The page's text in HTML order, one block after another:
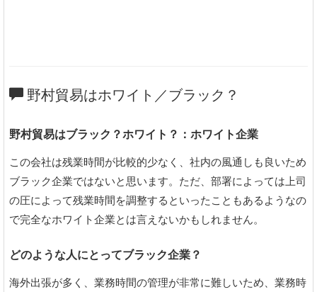
野村貿易はホワイト／ブラック？
野村貿易はブラック？ホワイト？：ホワイト企業
この会社は残業時間が比較的少なく、社内の風通しも良いため
ブラック企業ではないと思います。ただ、部署によっては上司
の圧によって残業時間を調整するといったこともあるようなの
で完全なホワイト企業とは言えないかもしれません。
どのような人にとってブラック企業？
海外出張が多く、業務時間の管理が非常に難しいため、業務時